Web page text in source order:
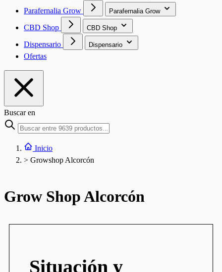
Parafernalia Grow Parafernalia Grow
CBD Shop CBD Shop
Dispensario Dispensario
Ofertas
Buscar en
Inicio
> Growshop Alcorcón
Grow Shop Alcorcón
Situación y